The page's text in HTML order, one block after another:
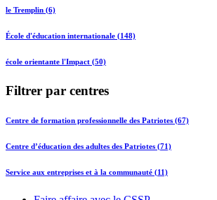
le Tremplin (6)
École d'éducation internationale (148)
école orientante l'Impact (50)
Filtrer par centres
Centre de formation professionnelle des Patriotes (67)
Centre d’éducation des adultes des Patriotes (71)
Service aux entreprises et à la communauté (11)